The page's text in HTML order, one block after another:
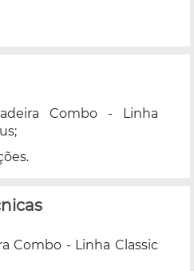
Combo - Linha
Combo - Linha Classic